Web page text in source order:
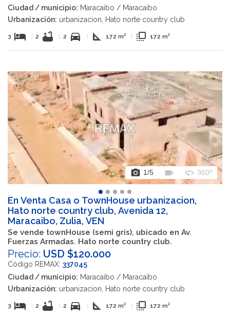
Ciudad / municipio: Maracaibo / Maracaibo
Urbanización: urbanizacion, Hato norte country club
3 hotel 2 bathtub 2 directions_car square_foot 172 m² flip_to_front 172 m²
photo_camera 1/5 videocam 360 360º
En Venta Casa o TownHouse urbanizacion,
Hato norte country club, Avenida 12,
Maracaibo, Zulia, VEN
Se vende townHouse (semi gris), ubicado en Av.
Fuerzas Armadas. Hato norte country club.
Precio: USD $120.000
Código REMAX: 337045
Ciudad / municipio: Maracaibo / Maracaibo
Urbanización: urbanizacion, Hato norte country club
3 hotel 2 bathtub 2 directions_car square_foot 172 m² flip_to_front 172 m²